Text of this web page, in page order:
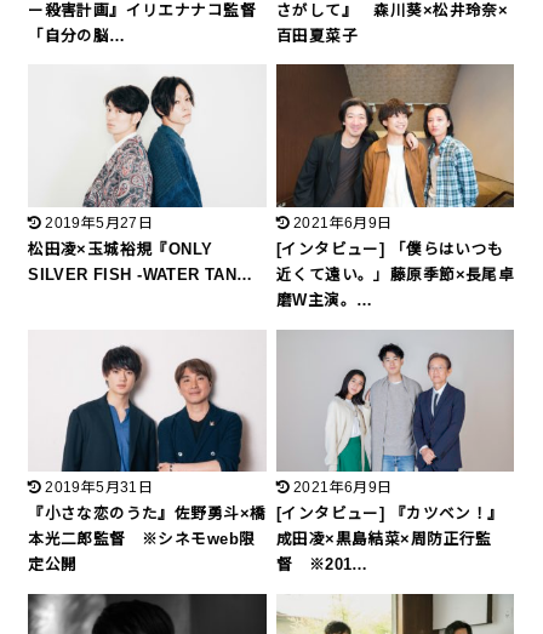
ー殺害計画』イリエナナコ監督
「自分の脳…
さがして』 森川葵×松井玲奈×
百田夏菜子
2019年5月27日
松田凌×玉城裕規『ONLY
SILVER FISH -WATER TAN…
2021年6月9日
[インタビュー] 「僕らはいつも
近くて遠い。」藤原季節×長尾卓
磨W主演。…
2019年5月31日
『小さな恋のうた』佐野勇斗×橋
本光二郎監督 ※シネモweb限
定公開
2021年6月9日
[インタビュー] 『カツベン！』
成田凌×黒島結菜×周防正行監
督 ※201…